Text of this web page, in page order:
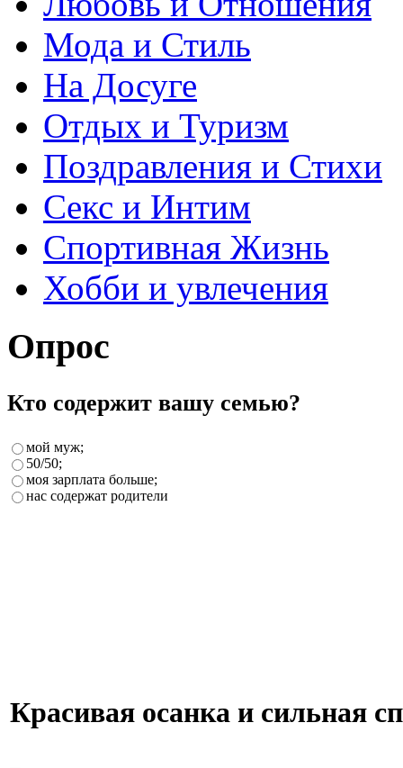
Мода и Стиль
На Досуге
Отдых и Туризм
Поздравления и Стихи
Секс и Интим
Спортивная Жизнь
Хобби и увлечения
Опрос
Кто содержит вашу семью?
мой муж;
50/50;
моя зарплата больше;
нас содержат родители
Красивая осанка и сильная